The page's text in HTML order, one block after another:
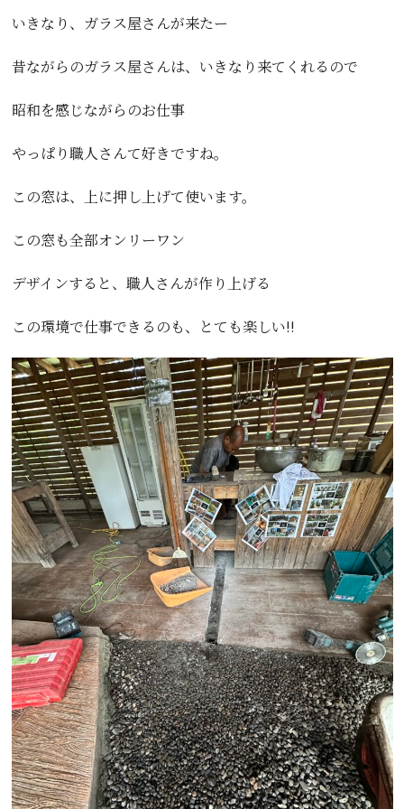
いきなり、ガラス屋さんが来たー
昔ながらのガラス屋さんは、いきなり来てくれるので
昭和を感じながらのお仕事
やっぱり職人さんて好きですね。
この窓は、上に押し上げて使います。
この窓も全部オンリーワン
デザインすると、職人さんが作り上げる
この環境で仕事できるのも、とても楽しい!!